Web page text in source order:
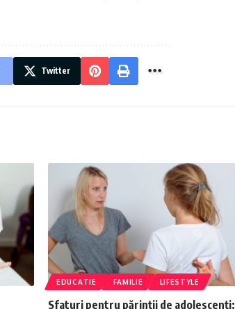
Twitter
EDUCATIE FAMILIE LIFESTYLE
Sfaturi pentru părinții de adolescenți: